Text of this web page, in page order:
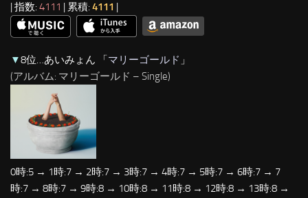
| 指数: 4111 | 累積: 4111
▼8位…あいみょん 「マリーゴールド 」
(アルバム: マリーゴールド – Single)
0時:5 → 1時:7 → 2時:7 → 3時:7 → 4時:7 → 5時:7 → 6時:7 → 7
時:7 → 8時:7 → 9時:8 → 10時:8 → 11時:8 → 12時:8 → 13時:8 →